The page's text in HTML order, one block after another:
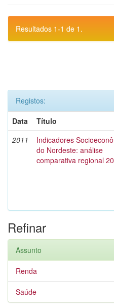
Resultados 1-1 de 1.
Registos:
Data
Título
2011
Indicadores
do Nordeste: análise
comparativa regional
Refinar
Assunto
Renda
Saúde